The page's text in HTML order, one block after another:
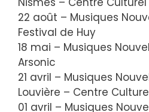
22 août – Musiques
Festival de Huy
18 mai – Musiques
Arsonic
21 avril – Musiques
Louvière – Centre
01 avril – Musiques